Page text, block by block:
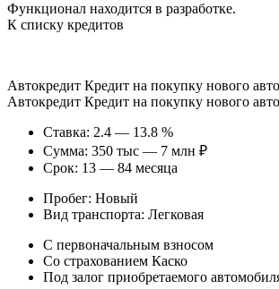
Функционал находится в разработке.
К списку кредитов
Автокредит Кредит на покупку нового
Автокредит Кредит на покупку нового
Ставка: 2.4 — 13.8 %
Сумма: 350 тыс — 7 млн ₽
Срок: 13 — 84 месяца
Пробег: Новый
Вид транспорта: Легковая
С первоначальным взносом
Со страхованием Каско
Под залог приобретаемого